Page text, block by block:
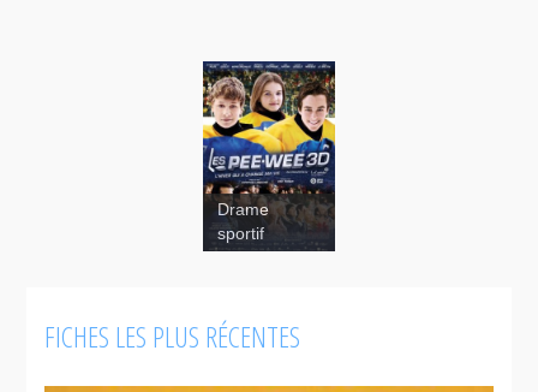
Drame
sportif
FICHES LES PLUS RÉCENTES